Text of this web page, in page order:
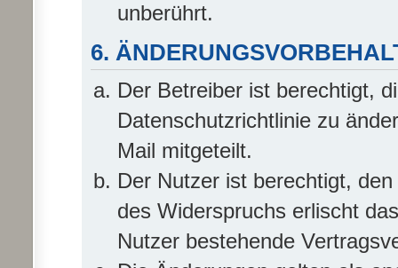
unberührt.
6.
Der Betreiber ist berechtigt,
Datenschutzrichtlinie zu
Mail mitgeteilt.
Der Nutzer ist berechtigt,
des Widerspruchs erlischt
Nutzer bestehende